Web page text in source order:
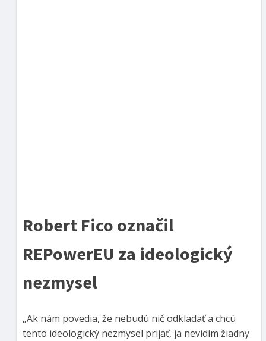
Robert Fico označil
REPowerEU za ideologický
nezmysel
„Ak nám povedia, že nebudú nič odkladať a chcú
tento ideologický nezmysel prijať, ja nevidím žiadny